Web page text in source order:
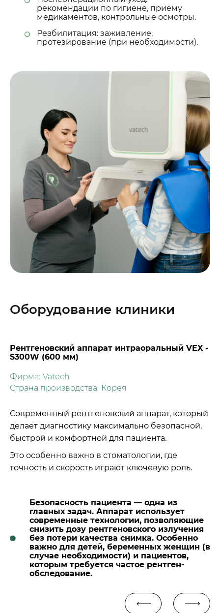
рекомендации по гигиене, приему
медикаментов, контрольные осмотры.
Реабилитация: заживление,
протезирование (при необходимости).
Оборудование клиники
Рентгеновский аппарат интраоральный VEX -
S300W (600 мм)
Фирма: Vatech
Страна производства: Корея
Современный рентгеновский аппарат, который
делает диагностику максимально безопасной,
быстрой и комфортной для пациента.
Это особенно важно в стоматологии, где
точность и скорость играют ключевую роль.
Безопасность пациента — одна из
главных задач. Аппарат использует
современные технологии, позволяющие
снизить дозу рентгеновского излучения
без потери качества снимка. Особенно
важно для детей, беременных женщин (в
случае необходимости) и пациентов,
которым требуется частое рентген-
обследование.